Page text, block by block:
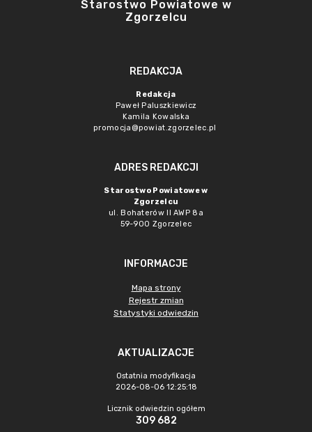
Starostwo Powiatowe w
Zgorzelcu
REDAKCJA
Redakcja
Paweł Paluszkiewicz
Kamila Kowalska
promocja@powiat.zgorzelec.pl
ADRES REDAKCJI
Starostwo Powiatowe w
Zgorzelcu
ul. Bohaterów II AWP 8a
59-900 Zgorzelec
INFORMACJE
Mapa strony
Rejestr zmian
Statystyki odwiedzin
AKTUALIZACJE
Ostatnia modyfikacja
2026-08-06 12:25:18
Licznik odwiedzin ogółem
309 682